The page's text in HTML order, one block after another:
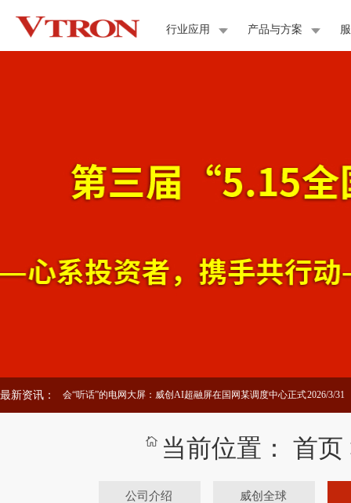
行业应用 产品与方案
最新资讯： 2026/3/31
会“听话”的电网大屏：威创AI超融屏在国网某调度中心正式
当前位置： 首页
公司介绍 威创全球